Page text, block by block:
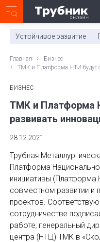
0:00/ 11:03
Устойчивое развитие
Главная
Бизнес
ТМК и Платформа НТИ будут
БИЗНЕС
ТМК и Платформа
развивать
28.12.2021
Трубная
Платформа
инициативы (Платформа
совместном развитии и
проектов.
сотрудничестве
работе, генеральный
центра (НТЦ) ТМК в